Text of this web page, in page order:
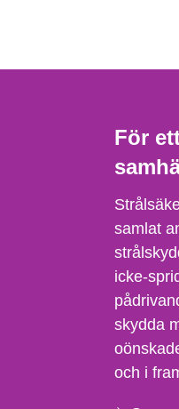
För
samlat
icke-
skydda
och i